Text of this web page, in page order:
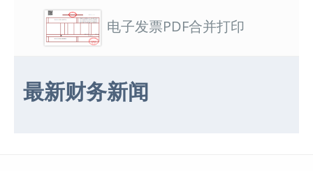
电子发票PDF合并打印
最新财务新闻